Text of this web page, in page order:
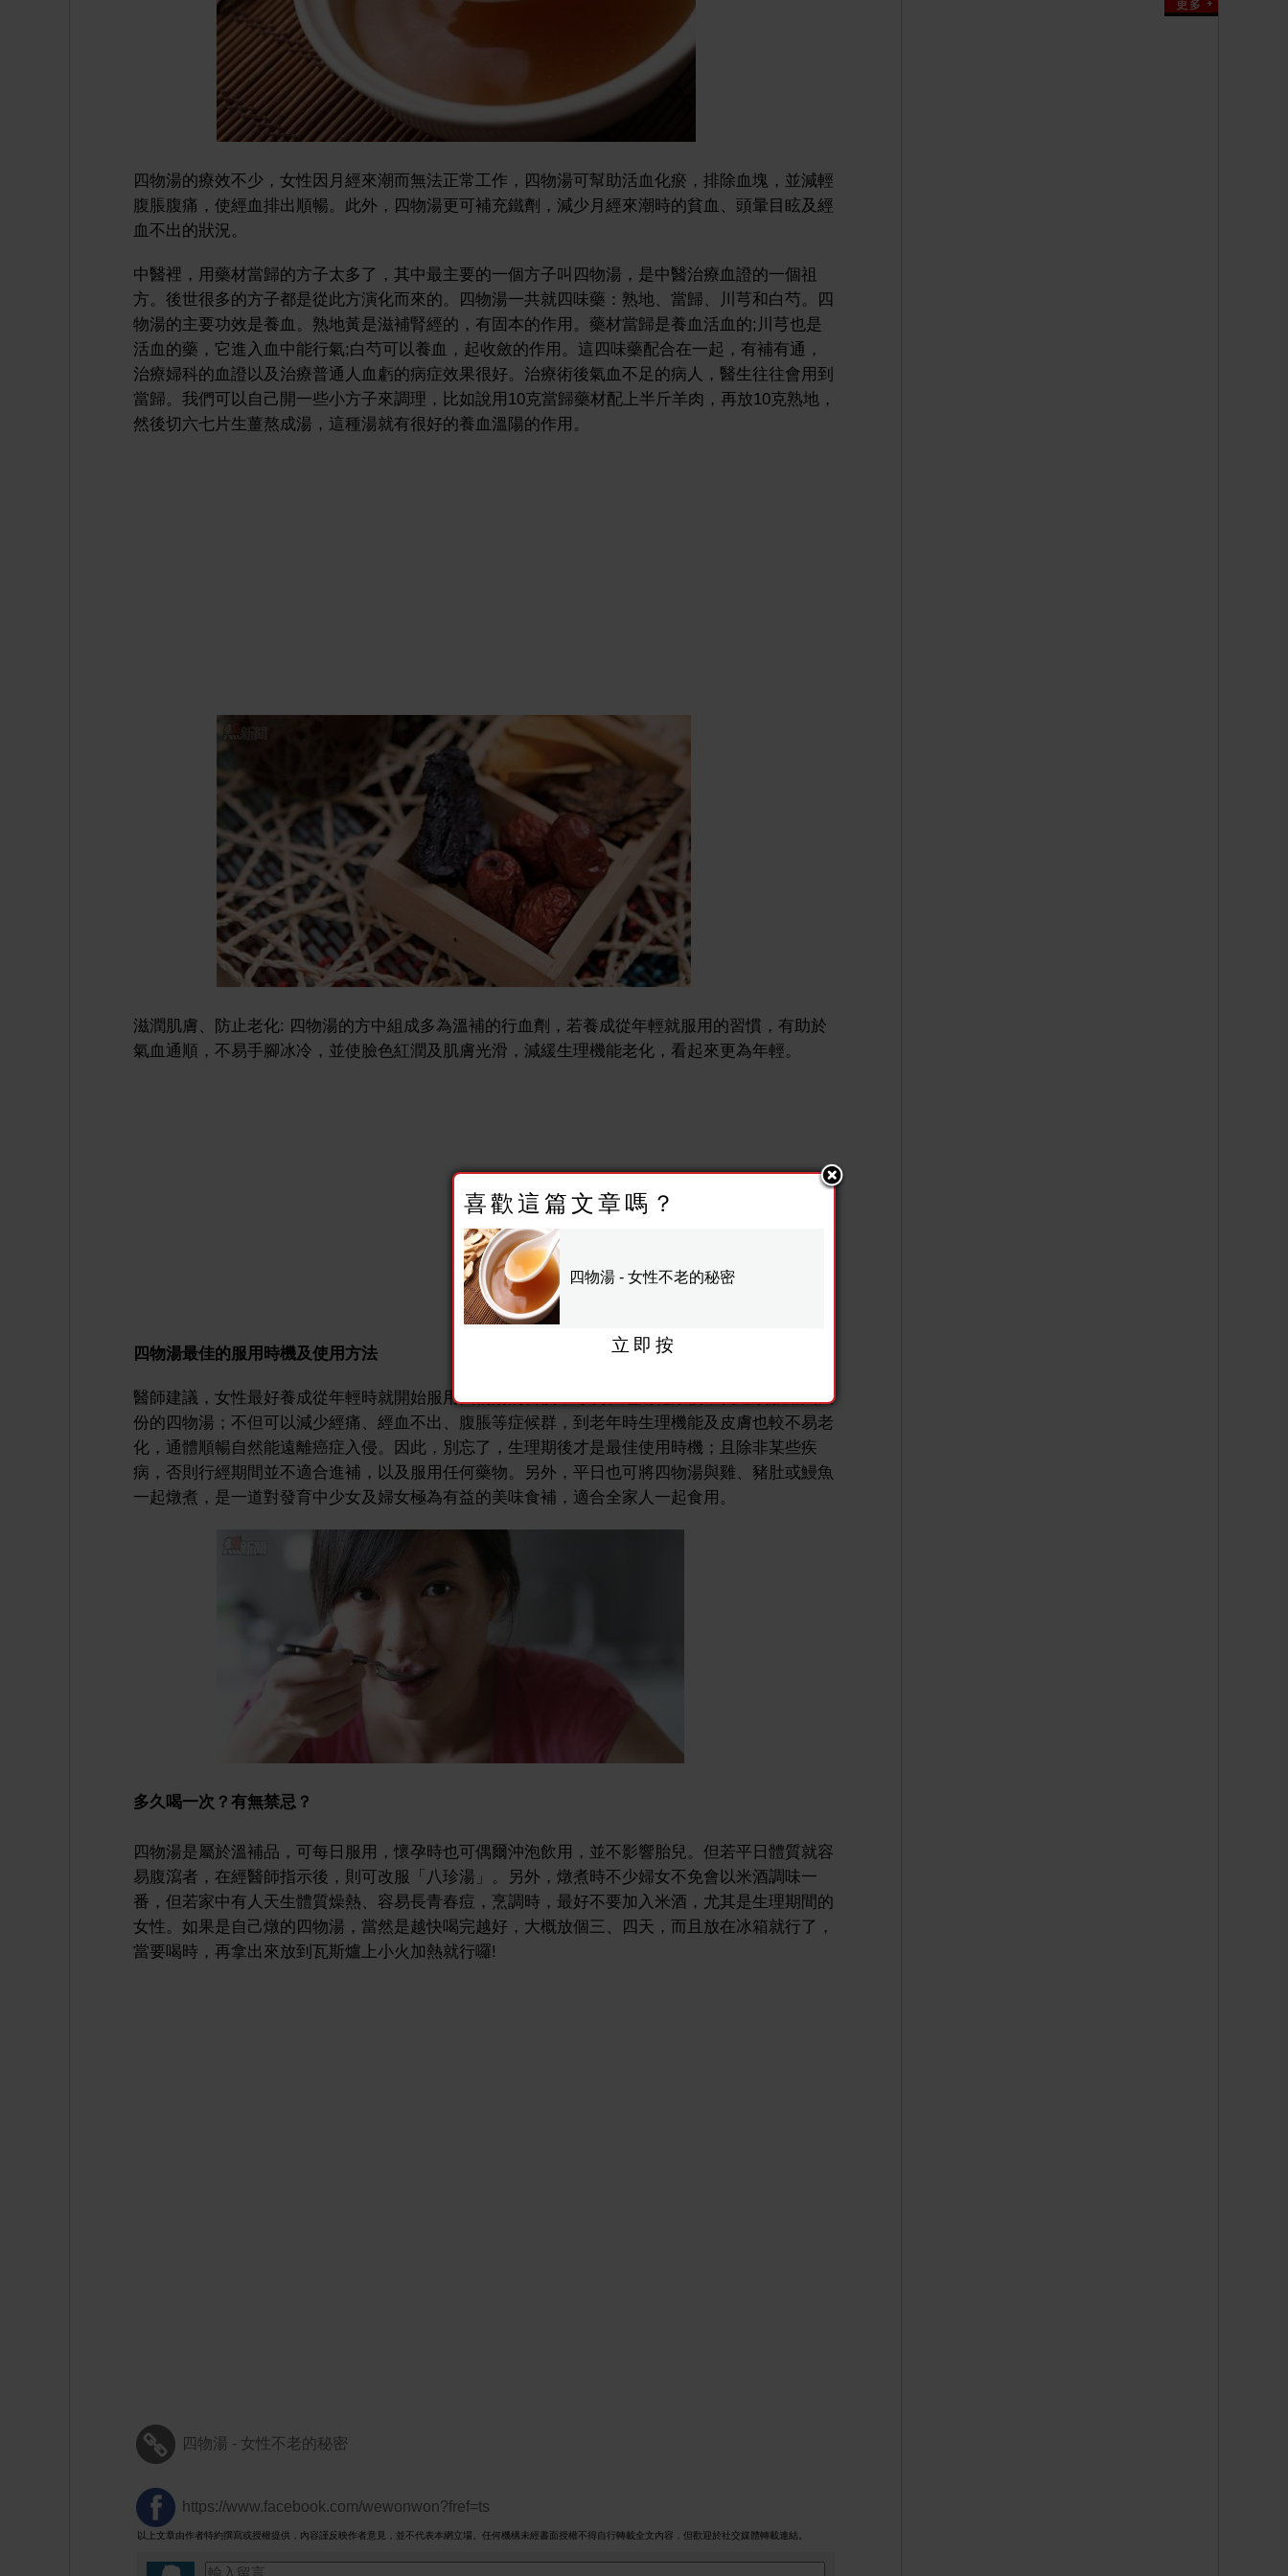
四物湯的療效不少，女性因月經來潮而無法正常工作，四物湯可幫助活血化瘀，排除血塊，並減輕
腹脹腹痛，使經血排出順暢。此外，四物湯更可補充鐵劑，減少月經來潮時的貧血、頭暈目眩及經
血不出的狀況。
中醫裡，用藥材當歸的方子太多了，其中最主要的一個方子叫四物湯，是中醫治療血證的一個祖
方。後世很多的方子都是從此方演化而來的。四物湯一共就四味藥：熟地、當歸、川芎和白芍。四
物湯的主要功效是養血。熟地黃是滋補腎經的，有固本的作用。藥材當歸是養血活血的;川芎也是
活血的藥，它進入血中能行氣;白芍可以養血，起收斂的作用。這四味藥配合在一起，有補有通，
治療婦科的血證以及治療普通人血虧的病症效果很好。治療術後氣血不足的病人，醫生往往會用到
當歸。我們可以自己開一些小方子來調理，比如說用10克當歸藥材配上半斤羊肉，再放10克熟地，
然後切六七片生薑熬成湯，這種湯就有很好的養血溫陽的作用。
滋潤肌膚、防止老化: 四物湯的方中組成多為溫補的行血劑，若養成從年輕就服用的習慣，有助於
氣血通順，不易手腳冰冷，並使臉色紅潤及肌膚光滑，減緩生理機能老化，看起來更為年輕。
四物湯最佳的服用時機及使用方法
醫師建議，女性最好養成從年輕時就開始服用四物湯的習慣，每次在經期乾淨後，就連續服用六天
份的四物湯；不但可以減少經痛、經血不出、腹脹等症候群，到老年時生理機能及皮膚也較不易老
化，通體順暢自然能遠離癌症入侵。因此，別忘了，生理期後才是最佳使用時機；且除非某些疾
病，否則行經期間並不適合進補，以及服用任何藥物。另外，平日也可將四物湯與雞、豬肚或鰻魚
一起燉煮，是一道對發育中少女及婦女極為有益的美味食補，適合全家人一起食用。
多久喝一次？有無禁忌？
四物湯是屬於溫補品，可每日服用，懷孕時也可偶爾沖泡飲用，並不影響胎兒。但若平日體質就容
易腹瀉者，在經醫師指示後，則可改服「八珍湯」。另外，燉煮時不少婦女不免會以米酒調味一
番，但若家中有人天生體質燥熱、容易長青春痘，烹調時，最好不要加入米酒，尤其是生理期間的
女性。如果是自己燉的四物湯，當然是越快喝完越好，大概放個三、四天，而且放在冰箱就行了，
當要喝時，再拿出來放到瓦斯爐上小火加熱就行囉!
四物湯 - 女性不老的秘密
https://www.facebook.com/wewonwon?fref=ts
以上文章由作者特約撰寫或授權提供，內容謹反映作者意見，並不代表本網立場。任何機構未經書面授權不得自行轉載全文內容，但歡迎於社交媒體轉載連結。
喜歡這篇文章嗎？
四物湯 - 女性不老的秘密
立即按